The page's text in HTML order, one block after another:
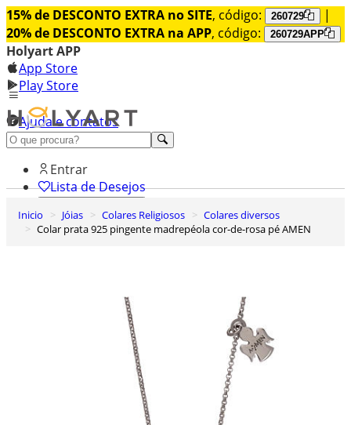
15% de DESCONTO EXTRA no SITE, código: 260729
|
20% de DESCONTO EXTRA na APP, código: 260729APP
Holyart APP
App Store
Play Store
Ajuda e contatos
Conheça premium
Entrar
Lista de Desejos
0
Carrinho de Compras
Inicio Jóias Colares Religiosos
Colares diversos
Colar prata 925 pingente madrepéola cor-de-rosa pé AMEN